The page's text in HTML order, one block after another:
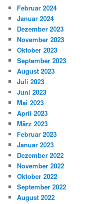
Februar 2024
Januar 2024
Dezember 2023
November 2023
Oktober 2023
September 2023
August 2023
Juli 2023
Juni 2023
Mai 2023
April 2023
März 2023
Februar 2023
Januar 2023
Dezember 2022
November 2022
Oktober 2022
September 2022
August 2022